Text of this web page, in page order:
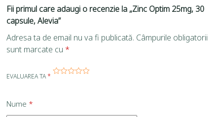
Fii primul care adaugi o recenzie la „Zinc Optim 25mg, 30
capsule, Alevia”
Adresa ta de email nu va fi publicată. Câmpurile obligatorii
sunt marcate cu *
EVALUAREA TA*
Nume *